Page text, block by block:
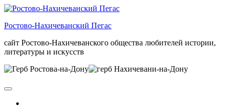
Skip
the
Ростово-Нахичеванский Пегас
сайт Ростово-Нахичеванского общества любителей истории,
литературы и искусств